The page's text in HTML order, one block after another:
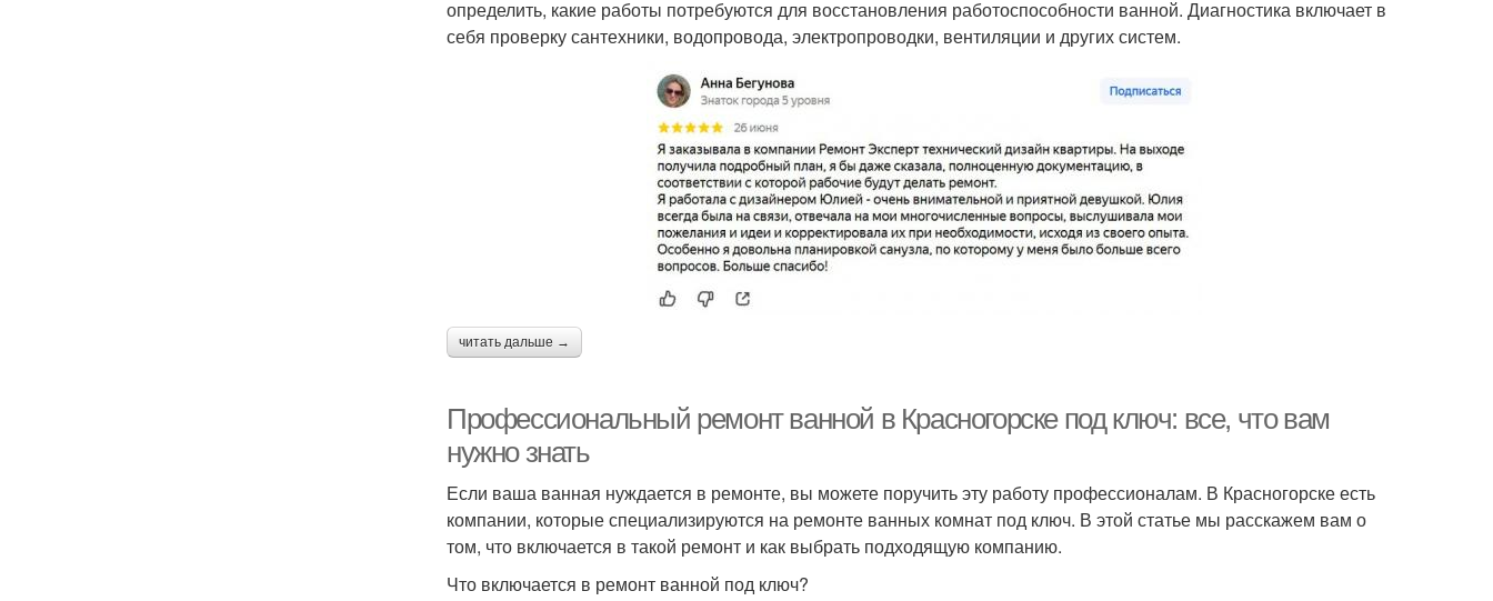
определить, какие работы потребуются для восстановления работоспособности ванной. Диагностика включает в
себя проверку сантехники, водопровода, электропроводки, вентиляции и других систем.
читать дальше →
Профессиональный ремонт ванной в Красногорске под ключ: все, что вам
нужно знать
Если ваша ванная нуждается в ремонте, вы можете поручить эту работу профессионалам. В Красногорске есть
компании, которые специализируются на ремонте ванных комнат под ключ. В этой статье мы расскажем вам о
том, что включается в такой ремонт и как выбрать подходящую компанию.
Что включается в ремонт ванной под ключ?